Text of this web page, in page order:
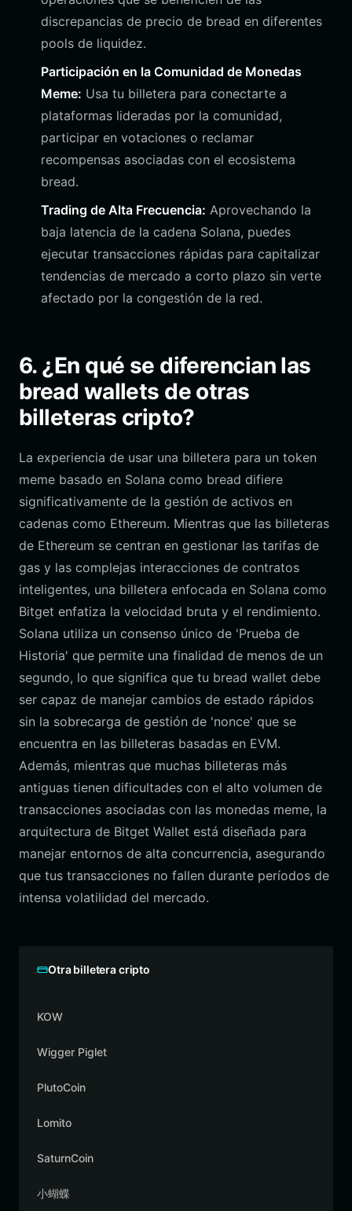
discrepancias de precio de bread en diferentes
pools de liquidez.
Participación en la Comunidad de Monedas
Meme: Usa tu billetera para conectarte a
plataformas lideradas por la comunidad,
participar en votaciones o reclamar
recompensas asociadas con el ecosistema
bread.
Trading de Alta Frecuencia: Aprovechando la
baja latencia de la cadena Solana, puedes
ejecutar transacciones rápidas para capitalizar
tendencias de mercado a corto plazo sin verte
afectado por la congestión de la red.
6. ¿En qué se diferencian las
bread wallets de otras
billeteras cripto?
La experiencia de usar una billetera para un token
meme basado en Solana como bread difiere
significativamente de la gestión de activos en
cadenas como Ethereum. Mientras que las billeteras
de Ethereum se centran en gestionar las tarifas de
gas y las complejas interacciones de contratos
inteligentes, una billetera enfocada en Solana como
Bitget enfatiza la velocidad bruta y el rendimiento.
Solana utiliza un consenso único de 'Prueba de
Historia' que permite una finalidad de menos de un
segundo, lo que significa que tu bread wallet debe
ser capaz de manejar cambios de estado rápidos
sin la sobrecarga de gestión de 'nonce' que se
encuentra en las billeteras basadas en EVM.
Además, mientras que muchas billeteras más
antiguas tienen dificultades con el alto volumen de
transacciones asociadas con las monedas meme, la
arquitectura de Bitget Wallet está diseñada para
manejar entornos de alta concurrencia, asegurando
que tus transacciones no fallen durante períodos de
intensa volatilidad del mercado.
Otra billetera cripto
KOW
Wigger Piglet
PlutoCoin
Lomito
SaturnCoin
小蝴蝶